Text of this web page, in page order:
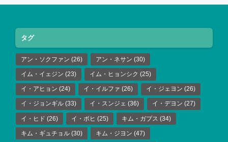
タグ
アン・ソクファン (26) アン・ネサン (30)
イム・イェジン (23) イム・ヒョンシク (25)
イ・アヒョン (24) イ・イルファ (26) イ・ジェヨン (26)
イ・ジョンギル (33) イ・スンジェ (36) イ・デヨン (27)
イ・ヒド (26) イ・ボヒ (25) キム・ガプス (34)
キム・ギュチョル (30) キム・ジヨン (47)